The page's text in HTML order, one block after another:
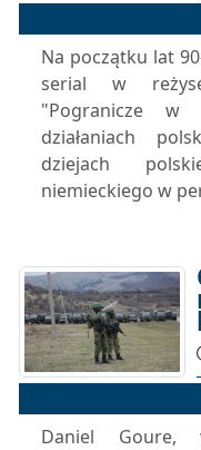
Na początku lat
serial w
"Pogranicze
działaniach
dziejach
niemieckiego w
Daniel Goure,